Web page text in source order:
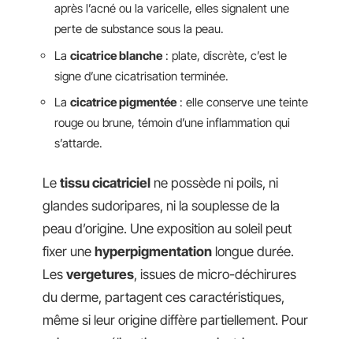
après l’acné ou la varicelle, elles signalent une
perte de substance sous la peau.
La cicatrice blanche : plate, discrète, c’est le
signe d’une cicatrisation terminée.
La cicatrice pigmentée : elle conserve une teinte
rouge ou brune, témoin d’une inflammation qui
s’attarde.
Le tissu cicatriciel ne possède ni poils, ni
glandes sudoripares, ni la souplesse de la
peau d’origine. Une exposition au soleil peut
fixer une hyperpigmentation longue durée.
Les vergetures, issues de micro-déchirures
du derme, partagent ces caractéristiques,
même si leur origine diffère partiellement. Pour